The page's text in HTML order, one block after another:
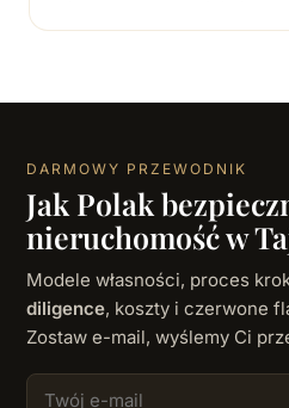
DARMOWY PRZEWODNIK
Jak Polak
nieruchomość w
Modele własności, proces
diligence, koszty i czerwone
Zostaw e-mail, wyślemy Ci